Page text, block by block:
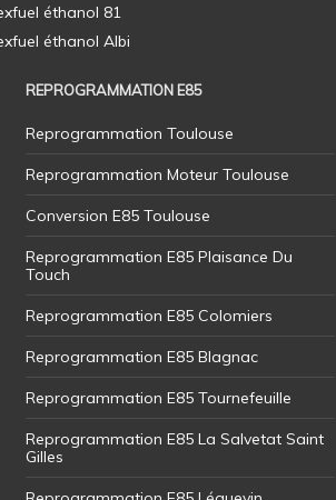
REPROGRAMMATION E85
Reprogrammation Toulouse
Reprogrammation Moteur Toulouse
Conversion E85 Toulouse
Reprogrammation E85 Plaisance Du
Touch
Reprogrammation E85 Colomiers
Reprogrammation E85 Blagnac
Reprogrammation E85 Tournefeuille
Reprogrammation E85 La Salvetat Saint
Gilles
éthanol 81
éthanol Albi